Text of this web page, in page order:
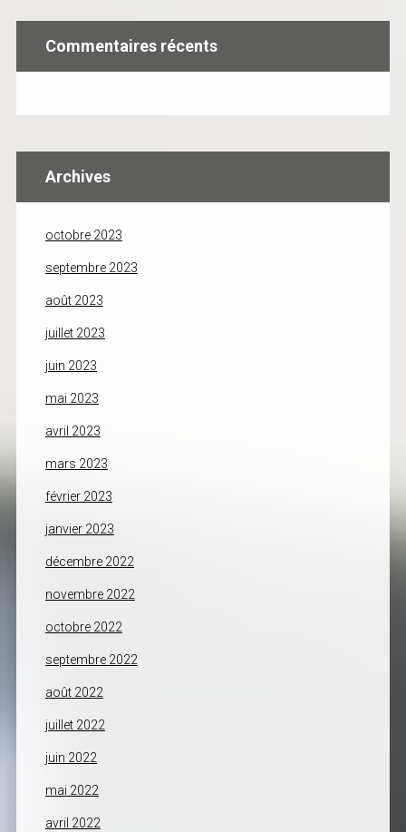
Commentaires récents
Archives
octobre 2023
septembre 2023
août 2023
juillet 2023
juin 2023
mai 2023
avril 2023
mars 2023
février 2023
janvier 2023
décembre 2022
novembre 2022
octobre 2022
septembre 2022
août 2022
juillet 2022
juin 2022
mai 2022
avril 2022